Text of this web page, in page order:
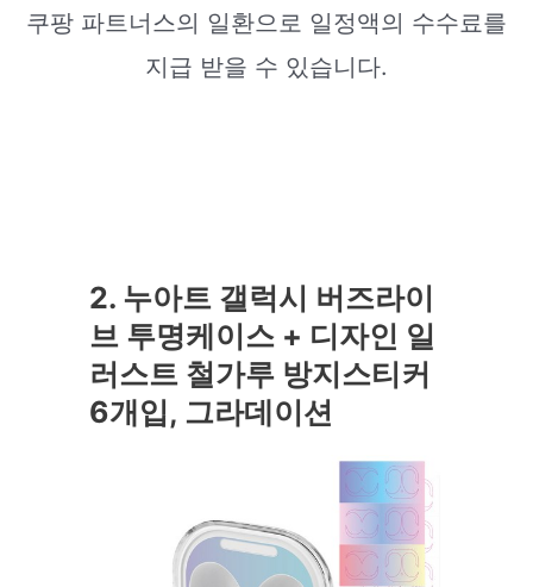
쿠팡 파트너스의 일환으로 일정액의 수수료를
지급 받을 수 있습니다.
2. 누아트 갤럭시 버즈라이
브 투명케이스 + 디자인 일
러스트 철가루 방지스티커
6개입, 그라데이션